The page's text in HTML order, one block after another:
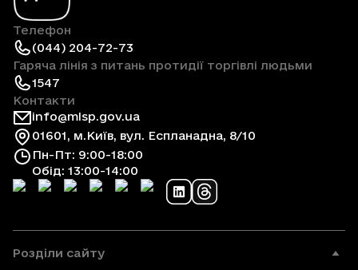
Телефон
(044) 204-72-73
Гаряча лінія з питань протидії торгівлі людьми
1547
Контакти
info@mlsp.gov.ua
01601, м.Київ, вул. Еспланадна, 8/10
Пн-Пт: 9:00-18:00
Обід: 13:00-14:00
Розділи сайту